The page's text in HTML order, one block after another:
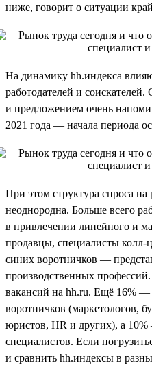
ниже, говорит о ситуации
На динамику hh.индекса
работодателей и
и предложением очень
2021 года — начала периода
При этом структура спроса на
неоднородна. Больше всего
в привлечении линейного и
продавцы, специалисты колл-
синих воротничков —
производственных
вакансий на hh.ru. Ещё 16% —
воротничков (маркетологов,
юристов, HR и других), а
специалистов. Если
и сравнить hh.индексы в